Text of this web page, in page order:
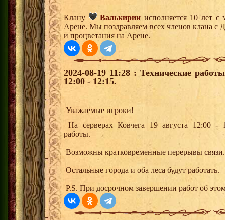
Клану Валькирии исполняется 10 лет с
Арене. Мы поздравляем всех членов клана с
и процветания на Арене.
2024-08-19 11:28 : Технические
12:00 - 12:15.
Уважаемые игроки!
На серверах Ковчега 19 августа 12:00 -
работы.
Возможны кратковременные перерывы связи.
Остальные города и оба леса будут работать.
P.S. При досрочном завершении работ об